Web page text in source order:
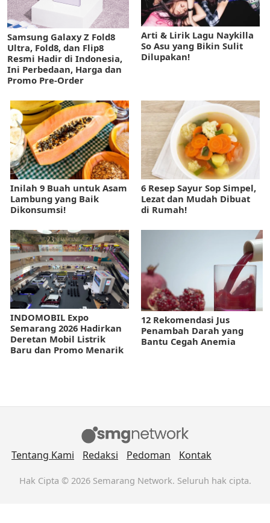
Samsung Galaxy Z Fold8
Ultra, Fold8, dan Flip8
Resmi Hadir di Indonesia,
Ini Perbedaan, Harga dan
Promo Pre-Order
Arti & Lirik Lagu Naykilla
So Asu yang Bikin Sulit
Dilupakan!
Inilah 9 Buah untuk Asam
Lambung yang Baik
Dikonsumsi!
6 Resep Sayur Sop Simpel,
Lezat dan Mudah Dibuat
di Rumah!
INDOMOBIL Expo
Semarang 2026 Hadirkan
Deretan Mobil Listrik
Baru dan Promo Menarik
12 Rekomendasi Jus
Penambah Darah yang
Bantu Cegah Anemia
Tentang Kami Redaksi Pedoman Kontak
Hak Cipta © 2026 Semarang Network. Seluruh hak cipta.